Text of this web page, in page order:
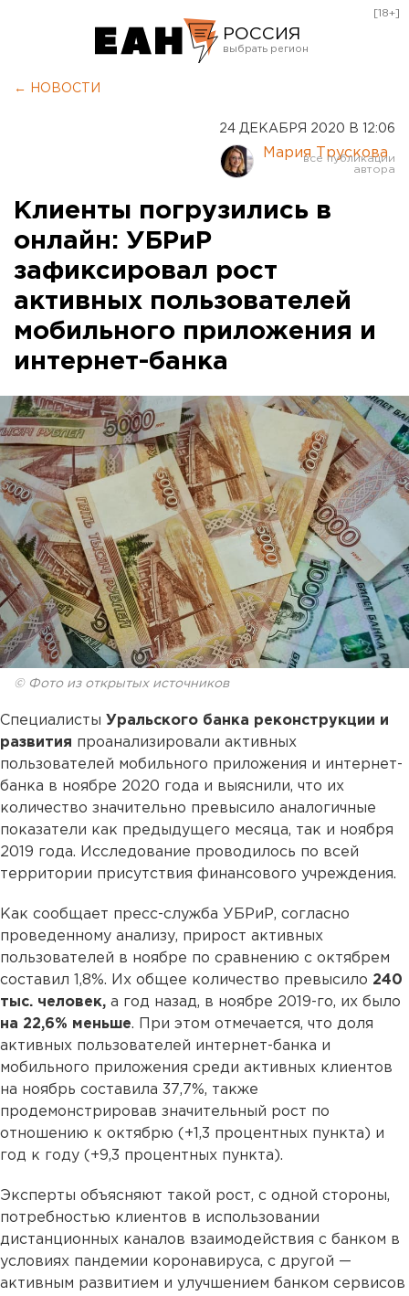
РОССИЯ
Курган
Оренбург
[18+]
← НОВОСТИ
24 ДЕКАБРЯ 2020 В 12:06
Мария Трускова
Клиенты погрузились в
онлайн: УБРиР
зафиксировал рост
активных пользователей
мобильного приложения и
интернет-банка
© Фото из открытых источников
Специалисты Уральского банка реконструкции и
развития проанализировали активных
пользователей мобильного приложения и интернет-
банка в ноябре 2020 года и выяснили, что их
количество значительно превысило аналогичные
показатели как предыдущего месяца, так и ноября
2019 года. Исследование проводилось по всей
территории присутствия финансового учреждения.
Как сообщает пресс-служба УБРиР, согласно
проведенному анализу, прирост активных
пользователей в ноябре по сравнению с октябрем
составил 1,8%. Их общее количество превысило 240
тыс. человек, а год назад, в ноябре 2019-го, их было
на 22,6% меньше. При этом отмечается, что доля
активных пользователей интернет-банка и
мобильного приложения среди активных клиентов
на ноябрь составила 37,7%, также
продемонстрировав значительный рост по
отношению к октябрю (+1,3 процентных пункта) и
год к году (+9,3 процентных пункта).
Эксперты объясняют такой рост, с одной стороны,
потребностью клиентов в использовании
дистанционных каналов взаимодействия с банком в
условиях пандемии коронавируса, с другой —
активным развитием и улучшением банком сервисов